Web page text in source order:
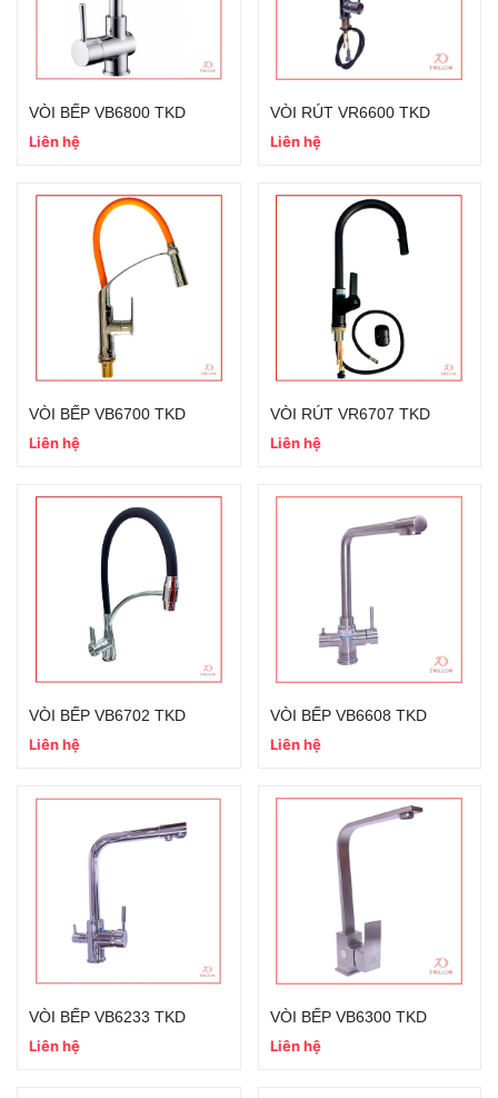
VÒI BẾP VB6800 TKD
Liên hệ
VÒI RÚT VR6600 TKD
Liên hệ
VÒI BẾP VB6700 TKD
Liên hệ
VÒI RÚT VR6707 TKD
Liên hệ
VÒI BẾP VB6702 TKD
Liên hệ
VÒI BẾP VB6608 TKD
Liên hệ
VÒI BẾP VB6233 TKD
Liên hệ
VÒI BẾP VB6300 TKD
Liên hệ